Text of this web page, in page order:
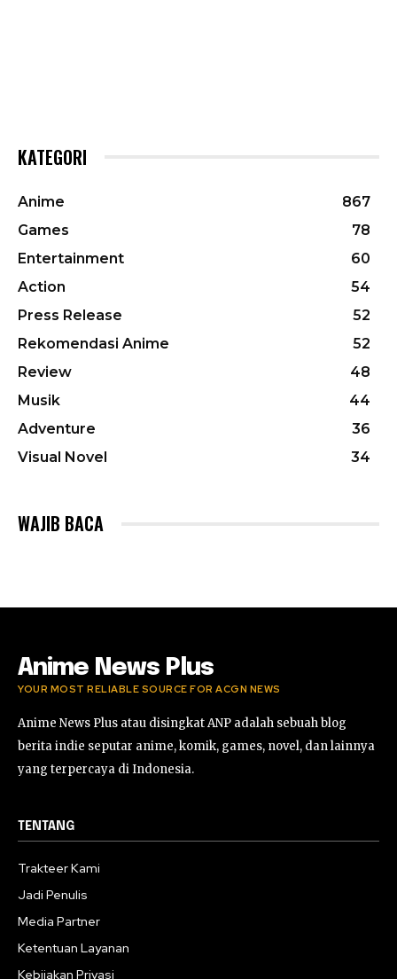
KATEGORI
Anime
867
Games
78
Entertainment
60
Action
54
Press Release
52
Rekomendasi Anime
52
Review
48
Musik
44
Adventure
36
Visual Novel
34
WAJIB BACA
Anime News Plus
YOUR MOST RELIABLE SOURCE FOR ACGN NEWS
Anime News Plus atau disingkat ANP adalah sebuah blog
berita indie seputar anime, komik, games, novel, dan lainnya
yang terpercaya di Indonesia.
TENTANG
Trakteer Kami
Jadi Penulis
Media Partner
Ketentuan Layanan
Kebijakan Privasi